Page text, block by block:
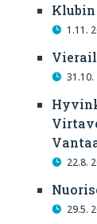
1.11.
31.10.
22.8.
29.5.